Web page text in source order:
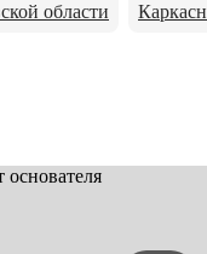
области